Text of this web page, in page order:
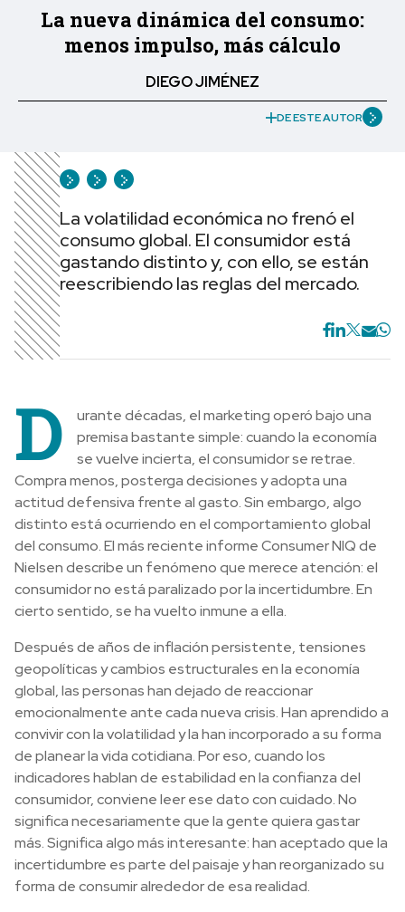
La nueva dinámica del consumo:
menos impulso, más cálculo
DIEGO JIMÉNEZ
DE ESTE AUTOR
La volatilidad económica no frenó el
consumo global. El consumidor está
gastando distinto y, con ello, se están
reescribiendo las reglas del mercado.
D
urante décadas, el marketing operó bajo una
premisa bastante simple: cuando la economía
se vuelve incierta, el consumidor se retrae.
Compra menos, posterga decisiones y adopta una
actitud defensiva frente al gasto. Sin embargo, algo
distinto está ocurriendo en el comportamiento global
del consumo. El más reciente informe Consumer NIQ de
Nielsen describe un fenómeno que merece atención: el
consumidor no está paralizado por la incertidumbre. En
cierto sentido, se ha vuelto inmune a ella.
Después de años de inflación persistente, tensiones
geopolíticas y cambios estructurales en la economía
global, las personas han dejado de reaccionar
emocionalmente ante cada nueva crisis. Han aprendido a
convivir con la volatilidad y la han incorporado a su forma
de planear la vida cotidiana. Por eso, cuando los
indicadores hablan de estabilidad en la confianza del
consumidor, conviene leer ese dato con cuidado. No
significa necesariamente que la gente quiera gastar
más. Significa algo más interesante: han aceptado que la
incertidumbre es parte del paisaje y han reorganizado su
forma de consumir alrededor de esa realidad.